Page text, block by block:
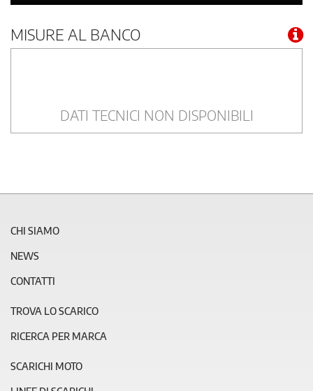
MISURE AL BANCO
DATI TECNICI NON DISPONIBILI
CHI SIAMO
NEWS
CONTATTI
TROVA LO SCARICO
RICERCA PER MARCA
SCARICHI MOTO